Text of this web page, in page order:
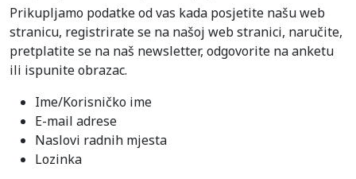
Prikupljamo podatke od vas kada posjetite našu web
stranicu, registrirate se na našoj web stranici, naručite,
pretplatite se na naš newsletter, odgovorite na anketu
ili ispunite obrazac.
Ime/Korisničko ime
E-mail adrese
Naslovi radnih mjesta
Lozinka